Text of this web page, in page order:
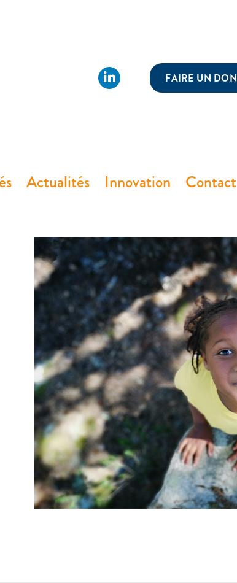
FAIRE UN DON
Actualités Innovation Contact